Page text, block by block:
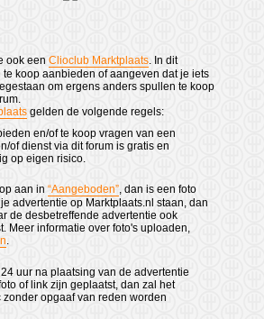
ook een Clioclub Marktplaats . In dit
koop aanbieden of aangeven dat je iets
om ergens anders spullen te koop
gelden de volgende regels:
en/of te koop vragen van een
of dienst via dit forum is gratis en
op eigen risico.
aan in “Aangeboden”, dan is een foto
advertentie op Marktplaats.nl staan, dan
de desbetreffende advertentie ook
Meer informatie over foto's uploaden,
.
uur na plaatsing van de advertentie
of link zijn geplaatst, dan zal het
zonder opgaaf van reden worden